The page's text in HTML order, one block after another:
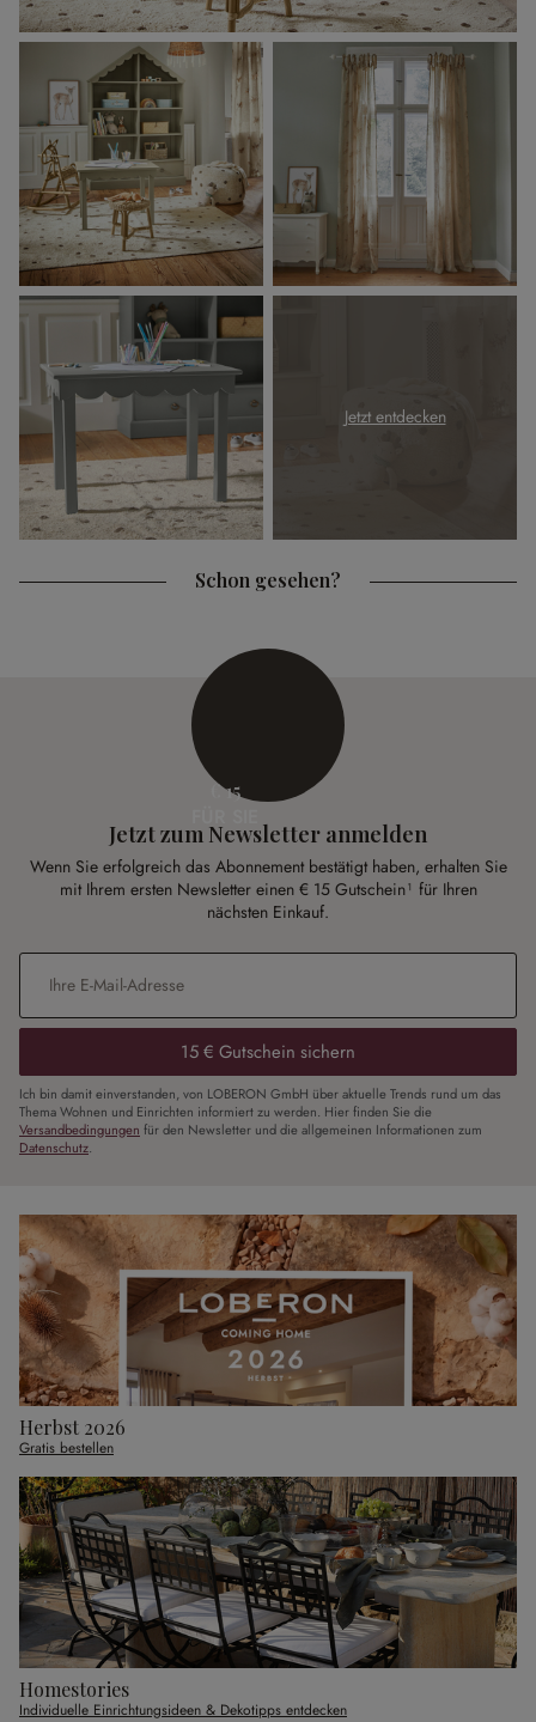
Jetzt entdecken
Schon gesehen?
€ 15
Jetzt zum Newsletter anmelden
Wenn Sie erfolgreich das Abonnement bestätigt haben, erhalten Sie
mit Ihrem ersten Newsletter einen € 15 Gutschein¹ für Ihren
nächsten Einkauf.
E-Mail-Adresse*
15 € Gutschein sichern
Ich bin damit einverstanden, von LOBERON GmbH über aktuelle Trends rund um das
Thema Wohnen und Einrichten informiert zu werden. Hier finden Sie die
Versandbedingungen für den Newsletter und die allgemeinen Informationen zum
Datenschutz.
Herbst 2026
Gratis bestellen
Homestories
Individuelle Einrichtungsideen & Dekotipps entdecken